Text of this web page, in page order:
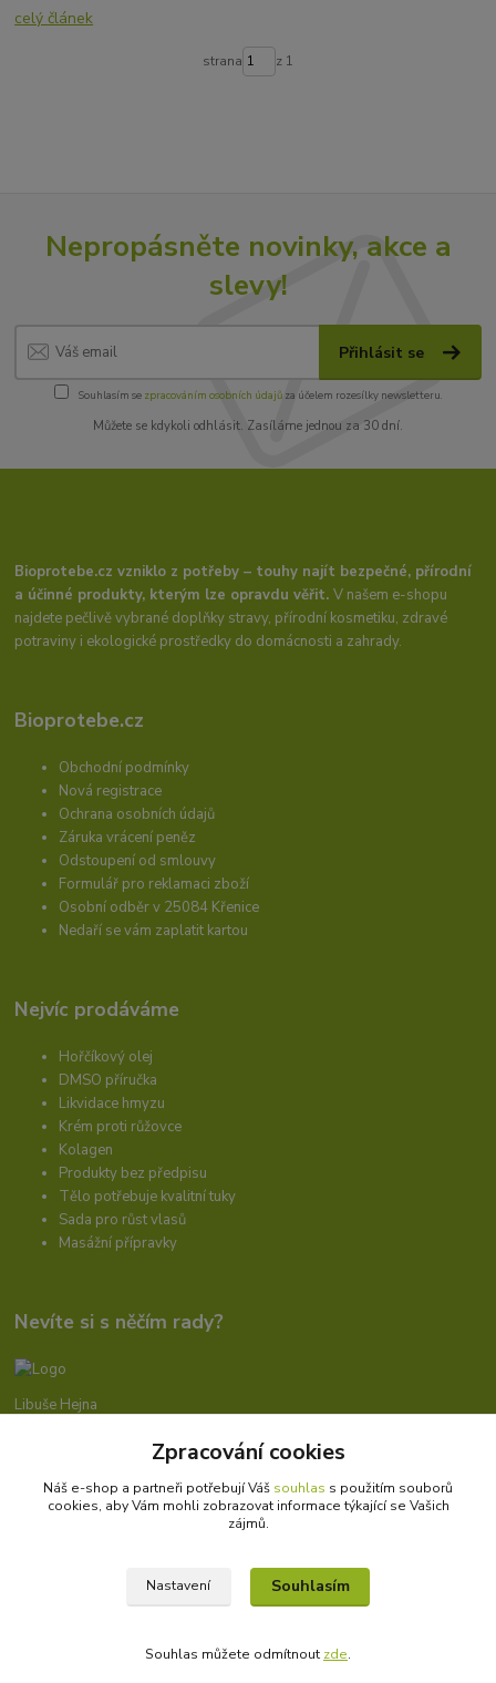
celý článek
strana z 1
Nepropásněte novinky, akce a
slevy!
Přihlásit se
Souhlasím se zpracováním osobních údajůza účelem rozesílky newsletteru.
Můžete se kdykoli odhlásit. Zasíláme jednou za 30 dní.
Bioprotebe.cz vzniklo z potřeby – touhy najít bezpečné, přírodní
a účinné produkty, kterým lze opravdu věřit.V našem e-shopu
najdete pečlivě vybrané doplňky stravy, přírodní kosmetiku, zdravé
potraviny i ekologické prostředky do domácnosti a zahrady.
Bioprotebe.cz
Obchodní podmínky
Nová registrace
Ochrana osobních údajů
Záruka vrácení peněz
Odstoupení od smlouvy
Formulář pro reklamaci zboží
Osobní odběr v 25084 Křenice
Nedaří se vám zaplatit kartou
Nejvíc prodáváme
Hořčíkový olej
DMSO příručka
Likvidace hmyzu
Krém proti růžovce
Kolagen
Produkty bez předpisu
Tělo potřebuje kvalitní tuky
Sada pro růst vlasů
Masážní přípravky
Nevíte si s něčím rady?
Libuše Hejna
info@bioprotebe.cz
Přírodní certifikované produkty Webdesign
Zpracování cookies
Náš e-shop a partneři potřebují Váš souhlas s použitím souborů
cookies, aby Vám mohli zobrazovat informace týkající se Vašich
zájmů.
Nastavení Souhlasím
Souhlas můžete odmítnout zde.